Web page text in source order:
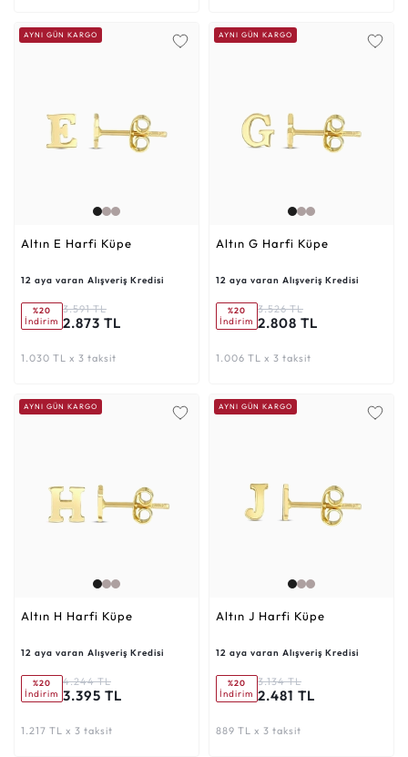
AYNI GÜN KARGO
Altın E Harfi Küpe
12 aya varan Alışveriş Kredisi
%20
İndirim
3.591 TL
2.873 TL
1.030 TL x 3 taksit
AYNI GÜN KARGO
Altın G Harfi Küpe
12 aya varan Alışveriş Kredisi
%20
İndirim
3.526 TL
2.808 TL
1.006 TL x 3 taksit
AYNI GÜN KARGO
Altın H Harfi Küpe
12 aya varan Alışveriş Kredisi
%20
İndirim
4.244 TL
3.395 TL
1.217 TL x 3 taksit
AYNI GÜN KARGO
Altın J Harfi Küpe
12 aya varan Alışveriş Kredisi
%20
İndirim
3.134 TL
2.481 TL
889 TL x 3 taksit